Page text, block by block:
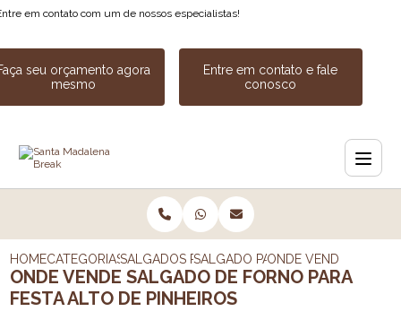
em contato com um de nossos especialistas!
seu orçamento agora
mesmo
Entre em contato e fale
conosco
HOMECATEGORIASSALGADOS PARA FESTASALGADO PARA FESTA DE
ONDE VENDE
ONDE VENDE SALGADO DE FORNO PARA
FESTA ALTO DE PINHEIROS